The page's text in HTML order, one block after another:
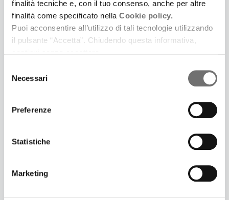
finalità tecniche e, con il tuo consenso, anche per altre
finalità come specificato nella Cookie policy.
Puoi acconsentire all’utilizzo di tali tecnologie utilizzando
il pulsante “Accetta”. Chiudendo questa informativa,
delNecessari
Preferenze
Statistiche
Marketing
Tripodi
19 Febbraio 2026
FANCIULLA | MUSICA INSIEME